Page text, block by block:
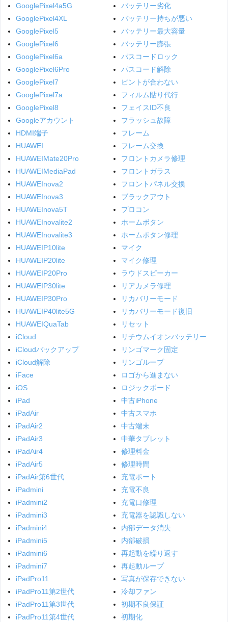
GooglePixel4a5G
GooglePixel4XL
GooglePixel5
GooglePixel6
GooglePixel6a
GooglePixel6Pro
GooglePixel7
GooglePixel7a
GooglePixel8
Googleアカウント
HDMI端子
HUAWEI
HUAWEIMate20Pro
HUAWEIMediaPad
HUAWEInova2
HUAWEInova3
HUAWEInova5T
HUAWEInovalite2
HUAWEInovalite3
HUAWEIP10lite
HUAWEIP20lite
HUAWEIP20Pro
HUAWEIP30lite
HUAWEIP30Pro
HUAWEIP40lite5G
HUAWEIQuaTab
iCloud
iCloudバックアップ
iCloud解除
iFace
iOS
iPad
iPadAir
iPadAir2
iPadAir3
iPadAir4
iPadAir5
iPadAir第6世代
iPadmini
iPadmini2
iPadmini3
iPadmini4
iPadmini5
iPadmini6
iPadmini7
iPadPro11
iPadPro11第2世代
iPadPro11第3世代
iPadPro11第4世代
バッテリー劣化
バッテリー持ちが悪い
バッテリー最大容量
バッテリー膨張
パスコードロック
パスコード解除
ピントが合わない
フィルム貼り代行
フェイスID不良
フラッシュ故障
フレーム
フレーム交換
フロントカメラ修理
フロントガラス
フロントパネル交換
ブラックアウト
プロコン
ホームボタン
ホームボタン修理
マイク
マイク修理
ラウドスピーカー
リアカメラ修理
リカバリーモード
リカバリーモード復旧
リセット
リチウムイオンバッテリー
リンゴマーク固定
リンゴループ
ロゴから進まない
ロジックボード
中古iPhone
中古スマホ
中古端末
中華タブレット
修理料金
修理時間
充電ポート
充電不良
充電口修理
充電器を認識しない
内部データ消失
内部破損
再起動を繰り返す
再起動ループ
写真が保存できない
冷却ファン
初期不良保証
初期化